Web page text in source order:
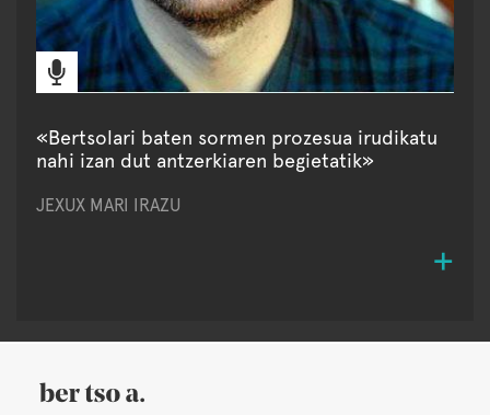
«Bertsolari baten sormen prozesua irudikatu
nahi izan dut antzerkiaren begietatik»
JEXUX MARI IRAZU